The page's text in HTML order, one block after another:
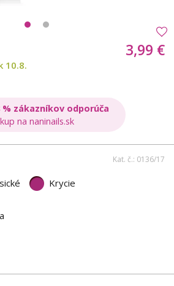
10.8.
3,99 €
% zákazníkov odporúča
na naninails.sk
Kat. č.: 0136/17
Krycie